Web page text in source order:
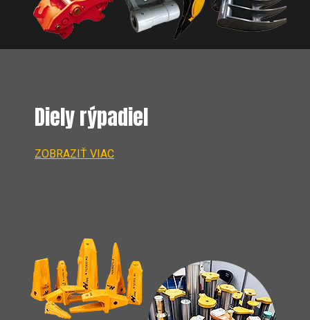
Diely rýpadiel
ZOBRAZIŤ VIAC